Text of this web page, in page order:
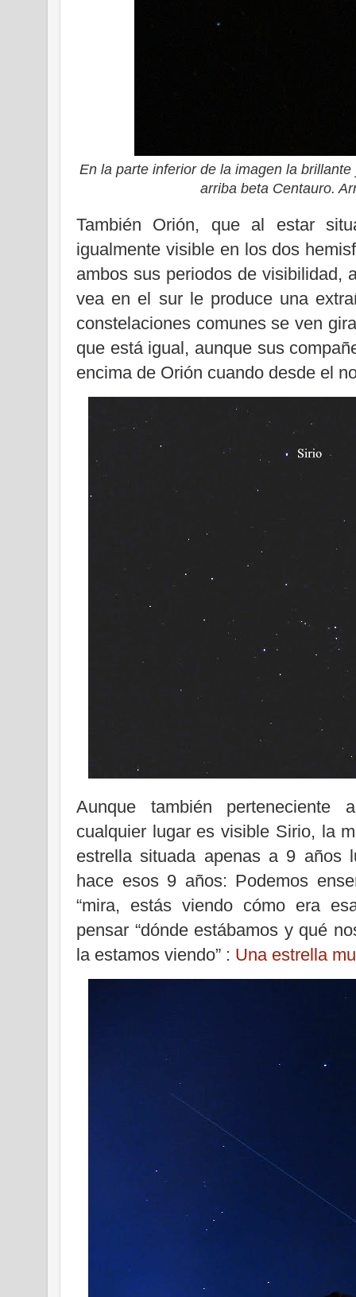
En la parte inferior de la imagen la
arriba beta Centauro.
También Orión, que al estar
igualmente visible en los dos
ambos sus periodos de visibilidad,
vea en el sur le produce una
constelaciones comunes se ven
que está igual, aunque sus
encima de Orión cuando desde el
Aunque también
cualquier lugar es visible Sirio, la
estrella situada apenas a 9 años
hace esos 9 años: Podemos
“mira, estás viendo cómo era
pensar “dónde estábamos y qué
la estamos viendo” : Una estrella